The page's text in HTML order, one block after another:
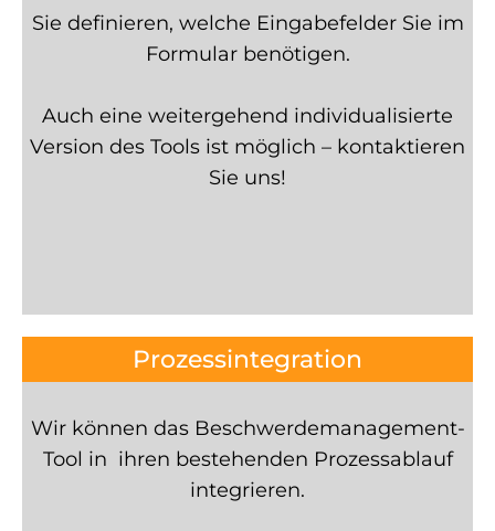
Sie definieren, welche Eingabefelder Sie im
Formular benötigen.
Auch eine weitergehend individualisierte
Version des Tools ist möglich – kontaktieren
Sie uns!
Prozessintegration
Wir können das Beschwerdemanagement-
Tool in ihren bestehenden Prozessablauf
integrieren.